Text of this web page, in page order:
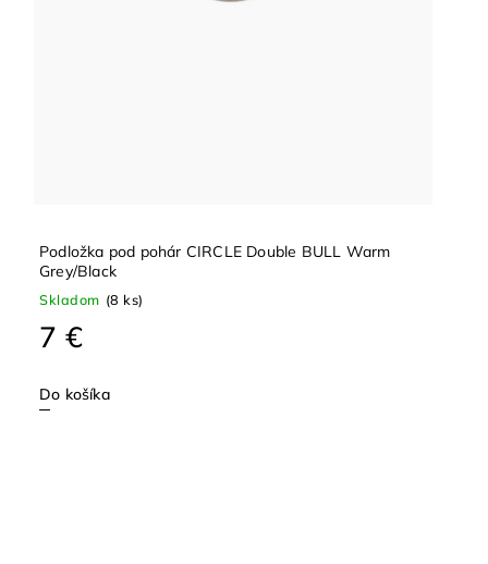
Podložka pod pohár CIRCLE Double BULL Warm
Grey/Black
Skladom (8 ks)
7 €
Do košíka